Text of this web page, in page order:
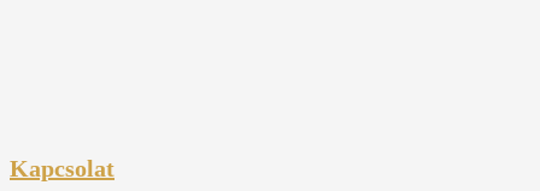
Kapcsolat